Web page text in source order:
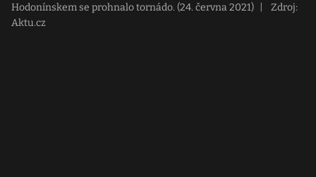
Hodonínskem se prohnalo tornádo. (24. června 2021)
Zdroj:
Aktu.cz